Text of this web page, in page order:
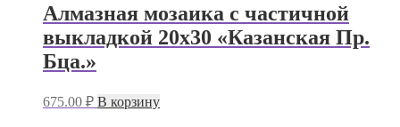
Алмазная мозаика с частичной
выкладкой 20х30 «Казанская Пр.
Бца.»
675.00 ₽ В корзину